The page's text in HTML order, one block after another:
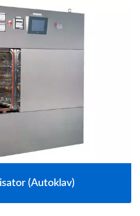
(Autoklav)